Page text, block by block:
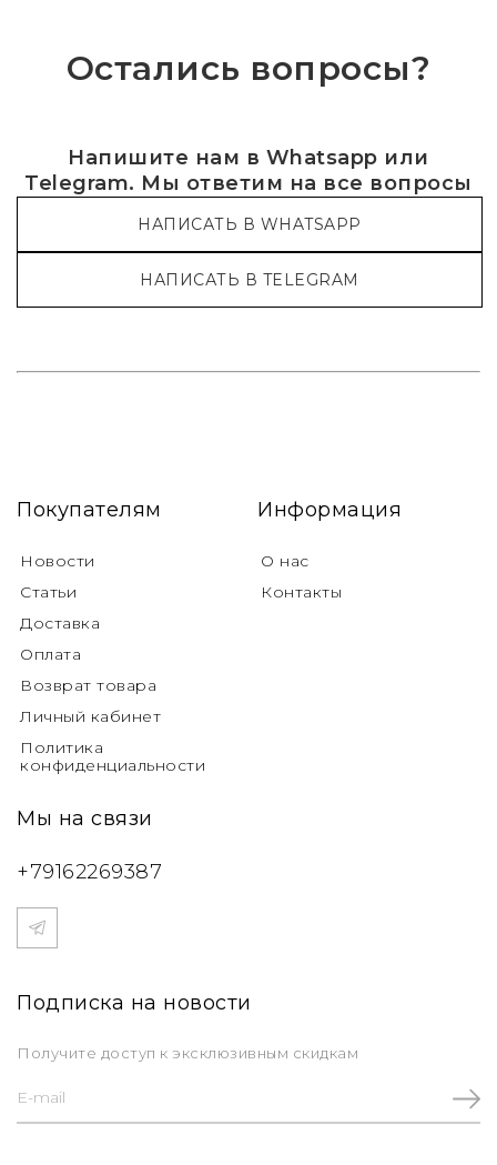
Остались вопросы?
Напишите нам в Whatsapp или
Telegram. Мы ответим на все вопросы
НАПИСАТЬ В WHATSAPP
НАПИСАТЬ В TELEGRAM
Покупателям
Новости
Статьи
Доставка
Оплата
Возврат товара
Личный кабинет
Политика
конфиденциальности
Информация
О нас
Контакты
Мы на связи
+79162269387
Подписка на новости
Получите доступ к эксклюзивным скидкам